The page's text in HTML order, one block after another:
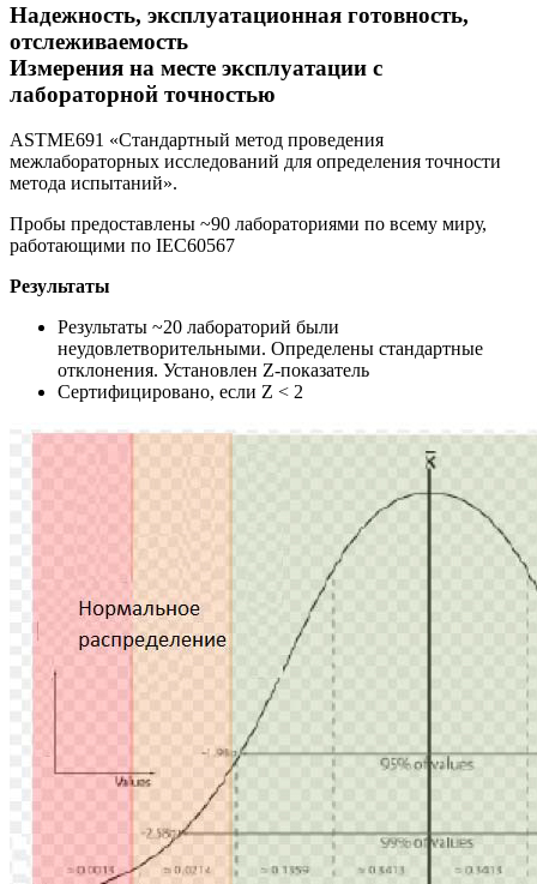
Надежность, эксплуатационная готовность,
отслеживаемость
Измерения на месте эксплуатации с
лабораторной точностью
ASTME691 «Стандартный метод проведения
межлабораторных исследований для определения точности
метода испытаний».
Пробы предоставлены ~90 лабораториями по всему миру,
работающими по IEC60567
Результаты
Результаты ~20 лабораторий были
неудовлетворительными. Определены стандартные
отклонения. Установлен Z-показатель
Сертифицировано, если Z < 2